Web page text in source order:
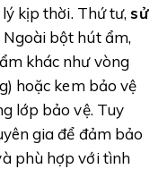
kịp thời. Thứ tư,sử
Ngoài bột hút ẩm,
khác như vòng
hoặc kem bảo vệ
lớp bảo vệ. Tuy
gia để đảm bảo
phù hợp với tình